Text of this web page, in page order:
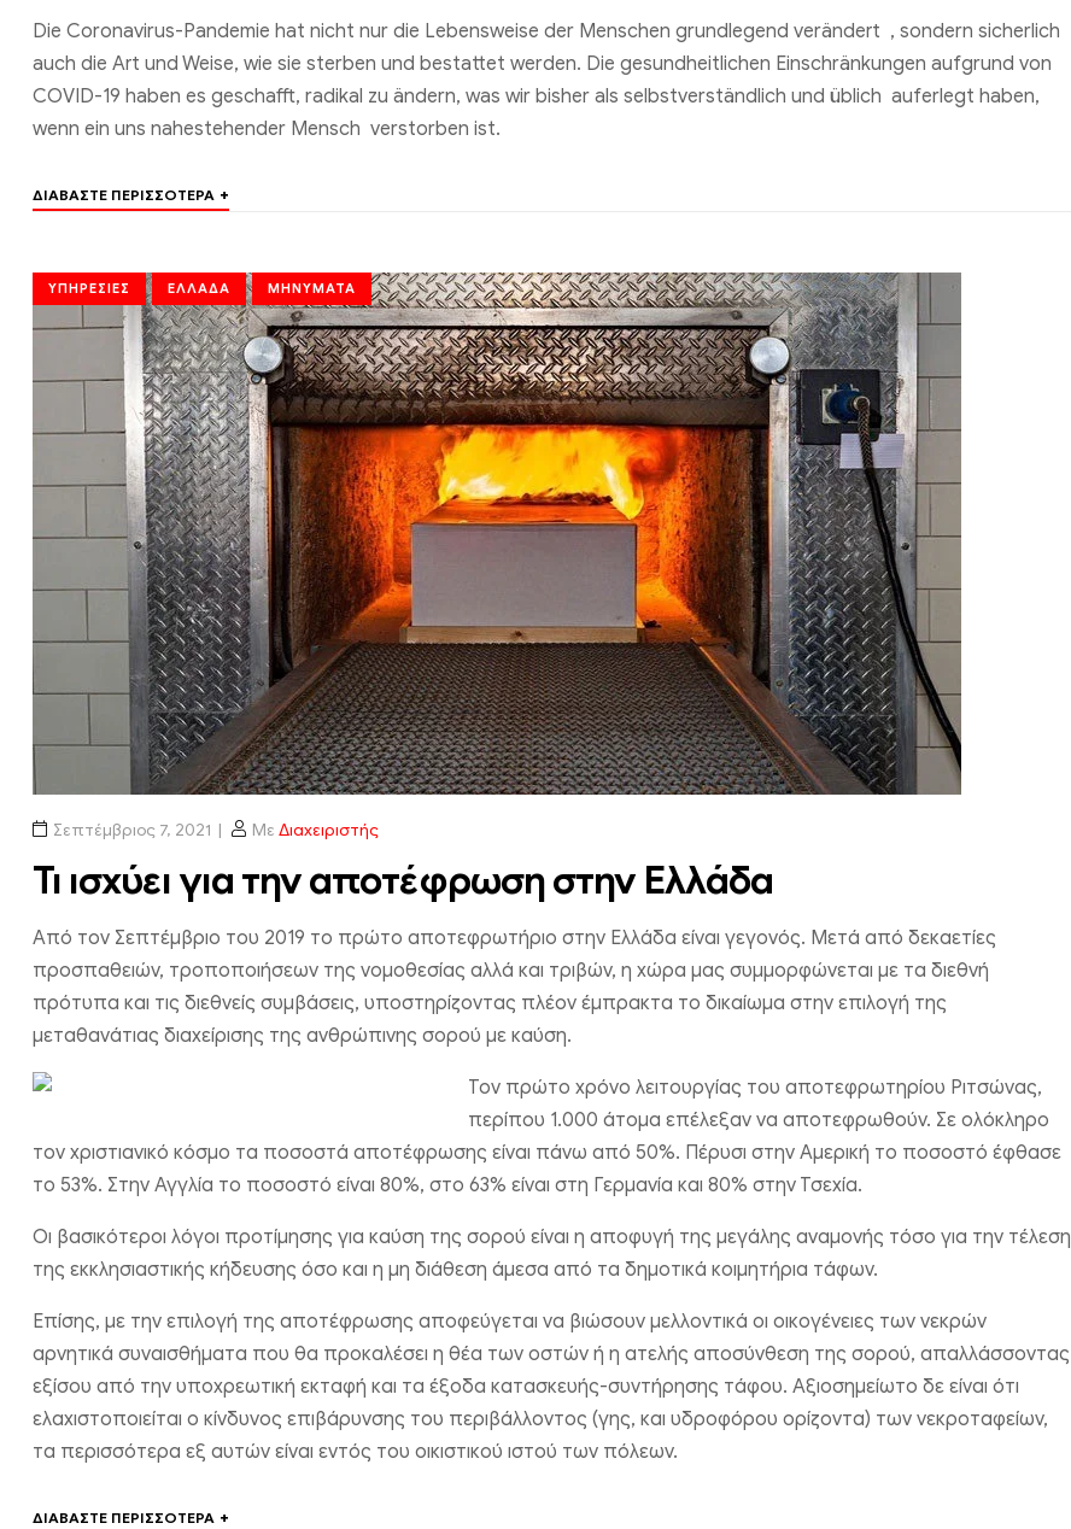
Die Coronavirus-Pandemie hat nicht nur die Lebensweise der Menschen grundlegend verändert , sondern sicherlich
auch die Art und Weise, wie sie sterben und bestattet werden. Die gesundheitlichen Einschränkungen aufgrund von
COVID-19 haben es geschafft, radikal zu ändern, was wir bisher als selbstverständlich und üblich auferlegt haben,
wenn ein uns nahestehender Mensch verstorben ist.
ΔΙΑΒΆΣΤΕ ΠΕΡΙΣΣΌΤΕΡΑ +
ΥΠΗΡΕΣΊΕΣ ΕΛΛΆΔΑ ΜΗΝΎΜΑΤΑ
Σεπτέμβριος 7, 2021 Με Διαχειριστής
Τι ισχύει για την αποτέφρωση στην Ελλάδα
Από τον Σεπτέμβριο του 2019 το πρώτο αποτεφρωτήριο στην Ελλάδα είναι γεγονός. Μετά από δεκαετίες
προσπαθειών, τροποποιήσεων της νομοθεσίας αλλά και τριβών, η χώρα μας συμμορφώνεται με τα διεθνή
πρότυπα και τις διεθνείς συμβάσεις, υποστηρίζοντας πλέον έμπρακτα το δικαίωμα στην επιλογή της
μεταθανάτιας διαχείρισης της ανθρώπινης σορού με καύση.
Τον πρώτο χρόνο λειτουργίας του αποτεφρωτηρίου Ριτσώνας,
περίπου 1.000 άτομα επέλεξαν να αποτεφρωθούν. Σε ολόκληρο
τον χριστιανικό κόσμο τα ποσοστά αποτέφρωσης είναι πάνω από 50%. Πέρυσι στην Αμερική το ποσοστό έφθασε
το 53%. Στην Αγγλία το ποσοστό είναι 80%, στο 63% είναι στη Γερμανία και 80% στην Τσεχία.
Οι βασικότεροι λόγοι προτίμησης για καύση της σορού είναι η αποφυγή της μεγάλης αναμονής τόσο για την τέλεση
της εκκλησιαστικής κήδευσης όσο και η μη διάθεση άμεσα από τα δημοτικά κοιμητήρια τάφων.
Επίσης, με την επιλογή της αποτέφρωσης αποφεύγεται να βιώσουν μελλοντικά οι οικογένειες των νεκρών
αρνητικά συναισθήματα που θα προκαλέσει η θέα των οστών ή η ατελής αποσύνθεση της σορού, απαλλάσσοντας
εξίσου από την υποχρεωτική εκταφή και τα έξοδα κατασκευής-συντήρησης τάφου. Αξιοσημείωτο δε είναι ότι
ελαχιστοποιείται ο κίνδυνος επιβάρυνσης του περιβάλλοντος (γης, και υδροφόρου ορίζοντα) των νεκροταφείων,
τα περισσότερα εξ αυτών είναι εντός του οικιστικού ιστού των πόλεων.
ΔΙΑΒΆΣΤΕ ΠΕΡΙΣΣΌΤΕΡΑ +